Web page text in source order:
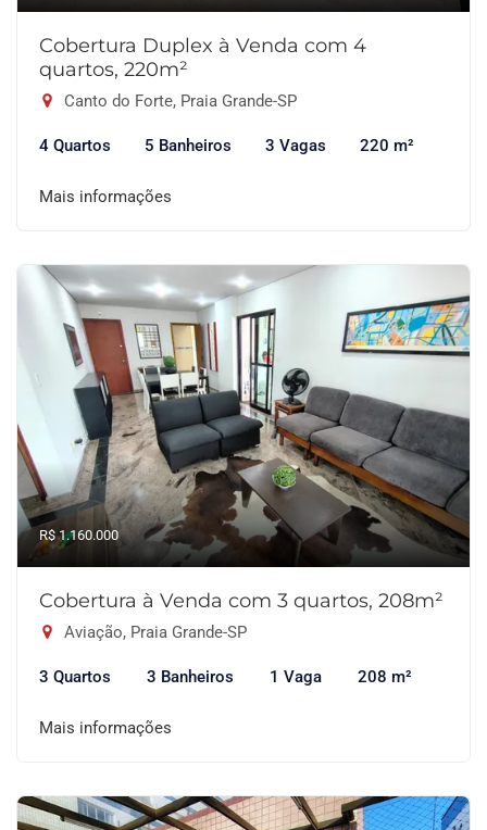
Cobertura Duplex à Venda com 4
quartos, 220m²
Canto do Forte, Praia Grande-SP
4 Quartos 5 Banheiros 3 Vagas 220 m²
Mais informações
R$ 1.160.000
Cobertura à Venda com 3 quartos, 208m²
Aviação, Praia Grande-SP
3 Quartos 3 Banheiros 1 Vaga 208 m²
Mais informações